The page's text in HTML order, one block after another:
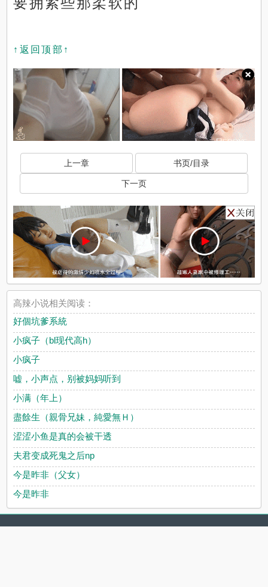
↑返回顶部↑
上一章 书页/目录
下一页
高辣小说相关阅读：
好個坑爹系統
小疯子（bl现代高h）
小疯子
嘘，小声点，别被妈妈听到
小满（年上）
盡餘生（親骨兄妹，純愛無Ｈ）
涩涩小鱼是真的会被干透
夫君变成死鬼之后np
今是昨非（父女）
今是昨非